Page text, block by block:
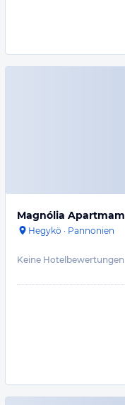
Magnólia Apartmam
Hegykö · Pannonien
Keine Hotelbewertungen